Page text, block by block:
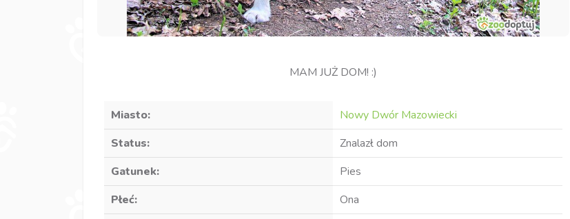
MAM JUŻ DOM! :)
Miasto:
Nowy Dwór Mazowiecki
Status:
Znalazł dom
Gatunek:
Pies
Płeć:
Ona